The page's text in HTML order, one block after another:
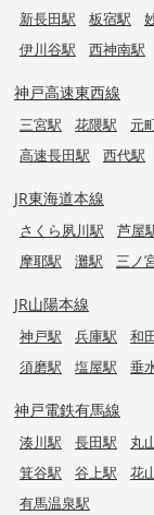
新長田駅
板宿駅
伊川谷駅
西神南駅
神戸高速東西線
三宮駅 花隈駅 元
高速長田駅
西代駅
JR東海道本線
さくら夙川駅 芦屋
摩耶駅
灘駅 三ノ
JR山陽本線
神戸駅 兵庫駅 和
須磨駅
塩屋駅 垂
神戸電鉄有馬線
湊川駅 長田駅 丸
箕谷駅
谷上駅 花
有馬温泉駅